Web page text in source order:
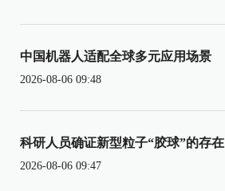
中国机器人适配全球多元应用场景
2026-08-06 09:48
科研人员确证新型粒子“胶球”的存在
2026-08-06 09:47